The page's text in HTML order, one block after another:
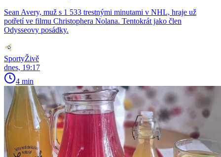
Sean Avery, muž s 1 533 trestnými minutami v NHL, hraje už
potřetí ve filmu Christophera Nolana. Tentokrát jako člen
Odysseovy posádky.
SportyŽivě
dnes, 19:17
4 min